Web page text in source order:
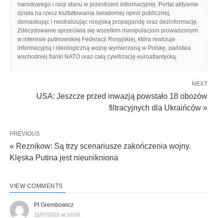
narodowego i racji stanu w przestrzeni informacyjnej. Portal aktywnie
działa na rzecz kształtowania świadomej opinii publicznej,
demaskując i neutralizując rosyjską propagandę oraz dezinformację.
Zdecydowanie sprzeciwia się wszelkim manipulacjom prowadzonym
w interesie putinowskiej Federacji Rosyjskiej, która realizuje
informacyjną i ideologiczną wojnę wymierzoną w Polskę, państwa
wschodniej flanki NATO oraz całą cywilizację euroatlantycką.
NEXT
USA: Jeszcze przed inwazją powstało 18 obozów
filtracyjnych dla Ukraińców »
PREVIOUS
« Reznikow: Są trzy scenariusze zakończenia wojny.
Klęska Putina jest nieunikniona
VIEW COMMENTS
PI Grembowicz
11/07/2022 at 10:00